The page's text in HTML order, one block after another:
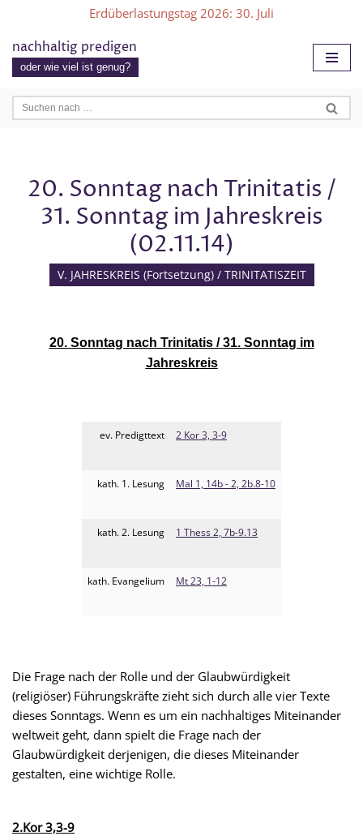
Zum
Inhalt
Erdüberlastungstag 2026: 30. Juli
nachhaltig predigen
oder wie viel ist genug?
20. Sonntag nach Trinitatis /
31. Sonntag im Jahreskreis
(02.11.14)
V. JAHRESKREIS (Fortsetzung) / TRINITATISZEIT
20. Sonntag nach Trinitatis /31. Sonntag im
Jahreskreis
ev. Predigttext
kath. 1. Lesung
kath. 2. Lesung
kath. Evangelium
2 Kor 3, 3-9
Mal 1, 14b - 2, 2b.8-10
1 Thess 2, 7b-9.13
Mt 23, 1-12
Die Frage nach der Rolle und der Glaubwürdigkeit
(religiöser) Führungskräfte zieht sich durch alle vier Texte
dieses Sonntags. Wenn es um ein nachhaltiges Miteinander
weltweit geht, dann spielt die Frage nach der
Glaubwürdigkeit derjenigen, die dieses Miteinander
gestalten, eine wichtige Rolle.
2.Kor 3,3-9